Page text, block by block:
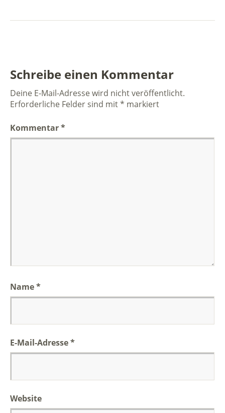
Schreibe einen Kommentar
Deine E-Mail-Adresse wird nicht veröffentlicht.
Erforderliche Felder sind mit* markiert
Kommentar*
Name*
E-Mail-Adresse*
Website